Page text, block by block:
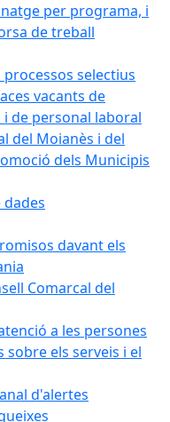
per programa, i
de treball
processos selectius
vacants de
de personal laboral
del Moianès i del
dels Municipis
davant els
Comarcal del
a les persones
els serveis i el
d'alertes